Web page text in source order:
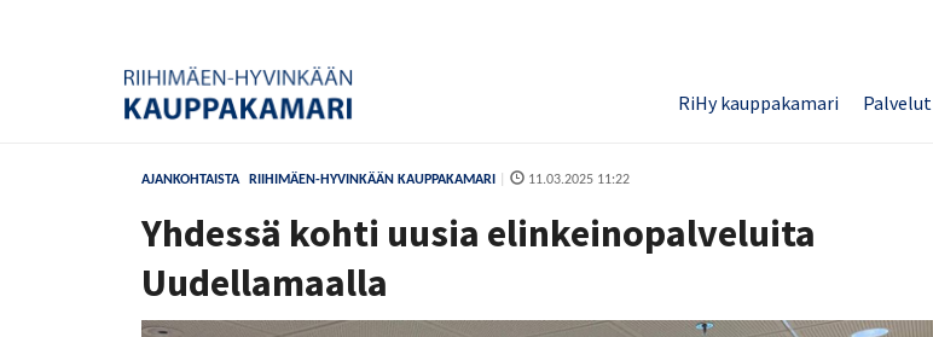
RiHy kauppakamari Palvelut
AJANKOHTAISTA RIIHIMÄEN-HYVINKÄÄN KAUPPAKAMARI 11.03.2025 11:22
Yhdessä kohti uusia elinkeinopalveluita
Uudellamaalla